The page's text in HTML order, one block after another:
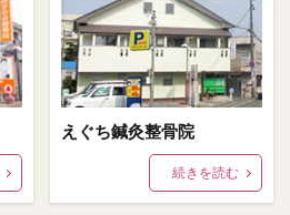
えぐち鍼灸整骨院
続きを読む